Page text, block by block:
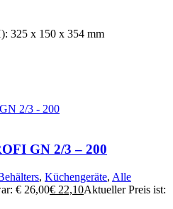
325 x 150 x 354 mm
GN 2/3 – 200
, Küchengeräte, Alle
€ 26,00€ 22,10Aktueller Preis ist: